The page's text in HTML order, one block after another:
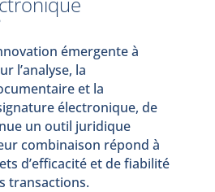
émergente à
l’analyse, la
et la
électronique, de
un outil juridique
combinaison répond à
d’efficacité et de fiabilité
transactions.